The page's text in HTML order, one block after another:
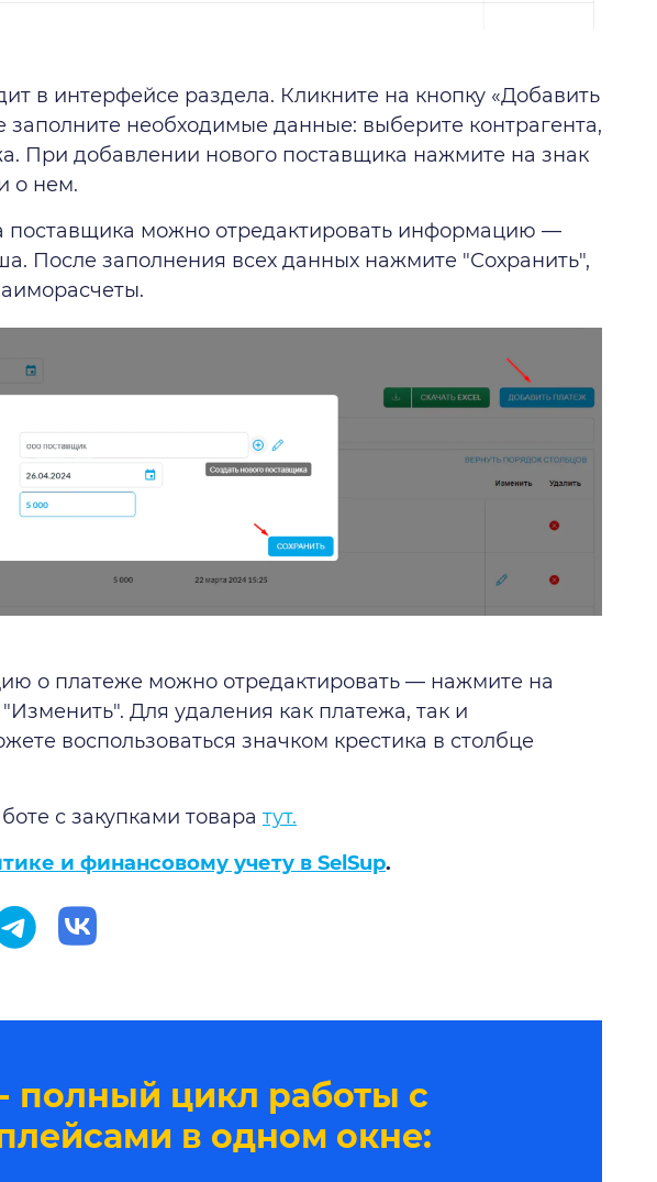
в интерфейсе раздела. Кликните на кнопку «Добавить
необходимые данные: выберите контрагента,
При добавлении нового поставщика нажмите на знак
о нем.
поставщика можно отредактировать информацию —
После заполнения всех данных нажмите "Сохранить",
о платеже можно отредактировать — нажмите на
Для удаления как платежа, так и
воспользоваться значком крестика в столбце
с закупками товара тут.
и финансовому учету в SelSup.
полный цикл работы с
в одном окне: